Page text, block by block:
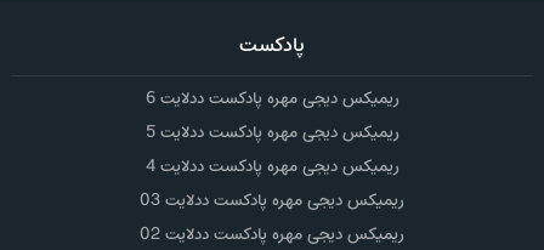
پادکست
ریمیکس دیجی مهره پادکست ددلایت 6
ریمیکس دیجی مهره پادکست ددلایت 5
ریمیکس دیجی مهره پادکست ددلایت 4
ریمیکس دیجی مهره پادکست ددلایت 03
ریمیکس دیجی مهره پادکست ددلایت 02